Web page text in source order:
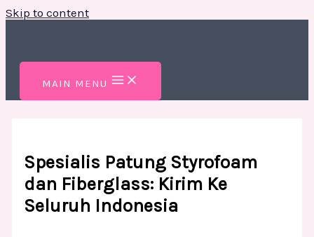
Skip to content
MAIN MENU
Spesialis Patung Styrofoam
dan Fiberglass: Kirim Ke
Seluruh Indonesia